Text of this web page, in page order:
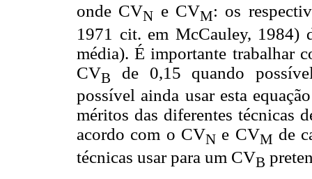
onde CVN e CVM: os
1971 cit. em McCauley,
média). É importante trabalhar
CVB
de 0,15 quando
possível ainda usar esta
méritos das diferentes técnicas
acordo com o CVNe CVM de
técnicas usar para um CVB